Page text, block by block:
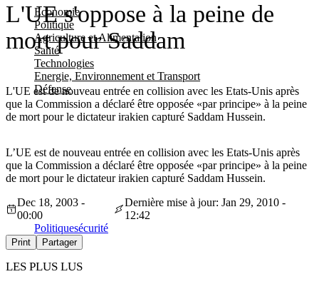
Economie
Politique
Agriculture et Alimentation
Santé
Technologies
Energie, Environnement et Transport
Défense
L'UE s'oppose à la peine de
mort pour Saddam
L'UE est de nouveau entrée en collision avec les Etats-Unis après
que la Commission a déclaré être opposée «par principe» à la peine
de mort pour le dictateur irakien capturé Saddam Hussein.
L’UE est de nouveau entrée en collision avec les Etats-Unis après
que la Commission a déclaré être opposée «par principe» à la peine
de mort pour le dictateur irakien capturé Saddam Hussein.
Dec 18, 2003 -
00:00
Dernière mise à jour: Jan 29, 2010 -
12:42
Politiquesécurité
Print Partager
LES PLUS LUS